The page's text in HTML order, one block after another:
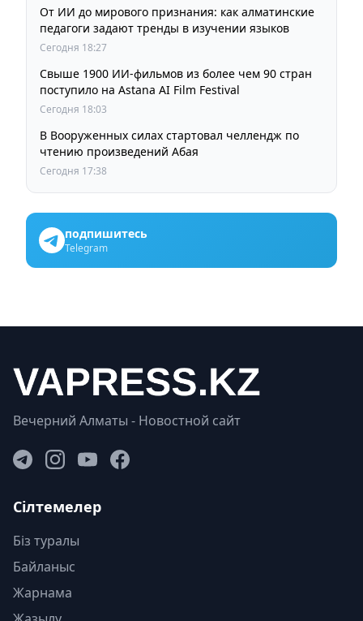
От ИИ до мирового признания: как алматинские
педагоги задают тренды в изучении языков
Сегодня 18:27
Свыше 1900 ИИ-фильмов из более чем 90 стран
поступило на Astana AI Film Festival
Сегодня 18:03
В Вооруженных силах стартовал челлендж по
чтению произведений Абая
Сегодня 17:38
подпишитесь
Telegram
Вечерний Алматы - Новостной сайт
Сілтемелер
Біз туралы
Байланыс
Жарнама